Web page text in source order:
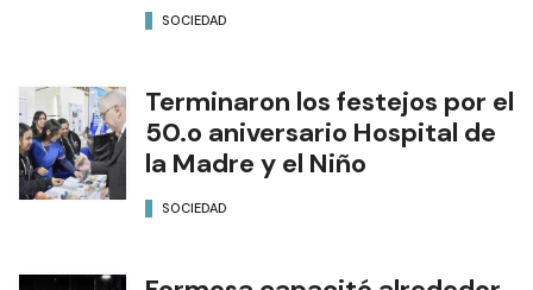
SOCIEDAD
Terminaron los festejos por el
50.o aniversario Hospital de
la Madre y el Niño
SOCIEDAD